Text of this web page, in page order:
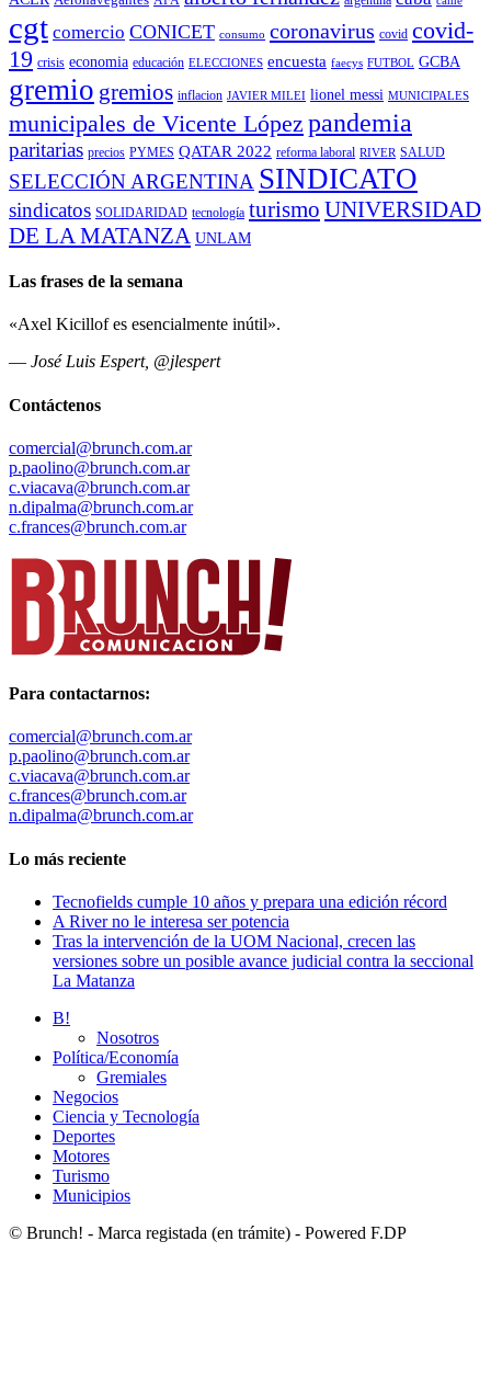
cgt comercio CONICET consumo coronavirus covid covid-
19 crisis economia educación ELECCIONES encuesta faecys FUTBOL GCBA
gremio gremios inflacion JAVIER MILEI lionel messi MUNICIPALES
municipales de Vicente López pandemia
paritarias precios PYMES QATAR 2022 reforma laboral RIVER SALUD
SELECCIÓN ARGENTINA SINDICATO
sindicatos SOLIDARIDAD tecnología turismo UNIVERSIDAD
DE LA MATANZA UNLAM
Las frases de la semana
«Axel Kicillof es esencialmente inútil».
— José Luis Espert, @jlespert
Contáctenos
comercial@brunch.com.ar
p.paolino@brunch.com.ar
c.viacava@brunch.com.ar
n.dipalma@brunch.com.ar
c.frances@brunch.com.ar
Para contactarnos:
comercial@brunch.com.ar
p.paolino@brunch.com.ar
c.viacava@brunch.com.ar
c.frances@brunch.com.ar
n.dipalma@brunch.com.ar
Lo más reciente
Tecnofields cumple 10 años y prepara una edición récord
A River no le interesa ser potencia
Tras la intervención de la UOM Nacional, crecen las
versiones sobre un posible avance judicial contra la seccional
La Matanza
B!
Nosotros
Política/Economía
Gremiales
Negocios
Ciencia y Tecnología
Deportes
Motores
Turismo
Municipios
© Brunch! - Marca registada (en trámite) - Powered F.DP